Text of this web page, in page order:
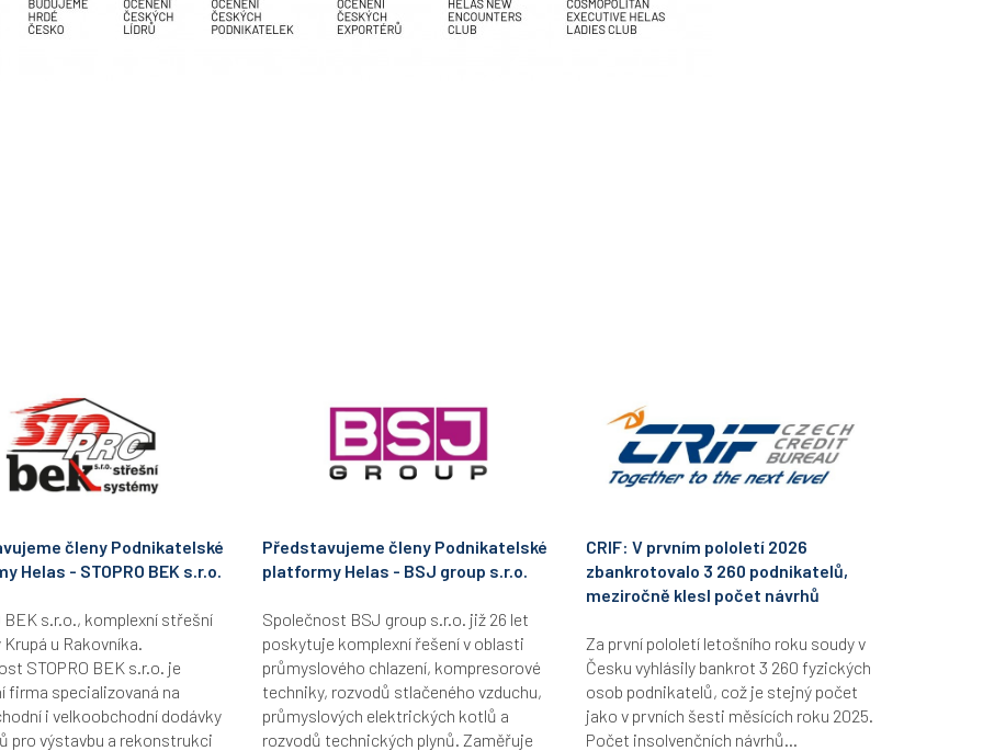
členy Podnikatelské
Helas - STOPRO BEK s.r.o.
BEK s.r.o., komplexní střešní
u Rakovníka.
STOPRO BEK s.r.o. je
firma specializovaná na
i velkoobchodní dodávky
pro výstavbu a rekonstrukci
Představujeme členy Podnikatelské
platformy Helas - BSJ group s.r.o.
Společnost BSJ group s.r.o. již 26 let
poskytuje komplexní řešení v oblasti
průmyslového chlazení, kompresorové
techniky, rozvodů stlačeného vzduchu,
průmyslových elektrických kotlů a
rozvodů technických plynů. Zaměřuje
CRIF: V prvním pololetí 2026
zbankrotovalo 3 260 podnikatelů,
meziročně klesl počet návrhů
Za první pololetí letošního roku soudy v
Česku vyhlásily bankrot 3 260 fyzických
osob podnikatelů, což je stejný počet
jako v prvních šesti měsících roku 2025.
Počet insolvenčních návrhů...